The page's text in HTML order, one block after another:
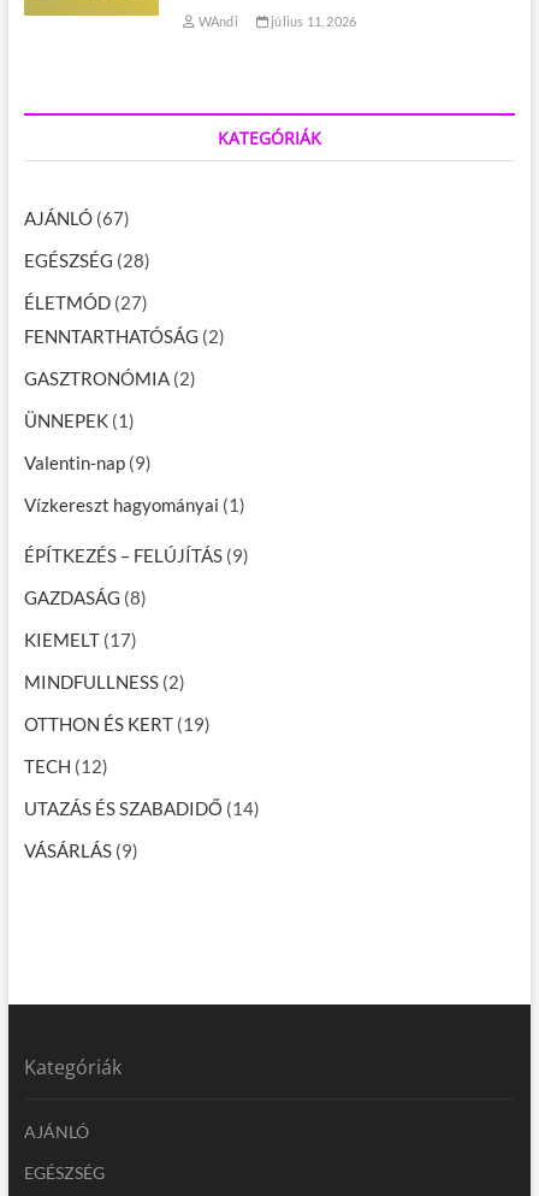
WAndi július 11, 2026
KATEGÓRIÁK
AJÁNLÓ(67)
EGÉSZSÉG (28)
ÉLETMÓD(27)
FENNTARTHATÓSÁG (2)
GASZTRONÓMIA(2)
ÜNNEPEK(1)
Valentin-nap(9)
Vízkereszt hagyományai (1)
ÉPÍTKEZÉS – FELÚJÍTÁS(9)
GAZDASÁG (8)
KIEMELT(17)
MINDFULLNESS(2)
OTTHON ÉS KERT(19)
TECH (12)
UTAZÁS ÉS SZABADIDŐ (14)
VÁSÁRLÁS(9)
Kategóriák
AJÁNLÓ
EGÉSZSÉG